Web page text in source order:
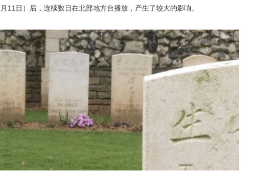
月11日）后，连续数日在北部地方台播放，产生了较大的影响。